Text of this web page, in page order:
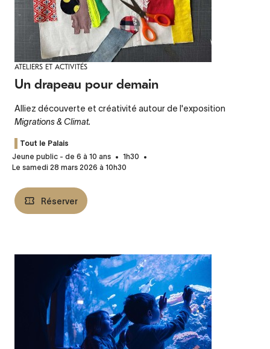
ATELIERS ET ACTIVITÉS
Un drapeau pour demain
Alliez découverte et créativité autour de l'exposition
Migrations & Climat.
Tout le Palais
Jeune public - de 6 à 10 ans
1h30
Le samedi 28 mars 2026 à 10h30
Réserver